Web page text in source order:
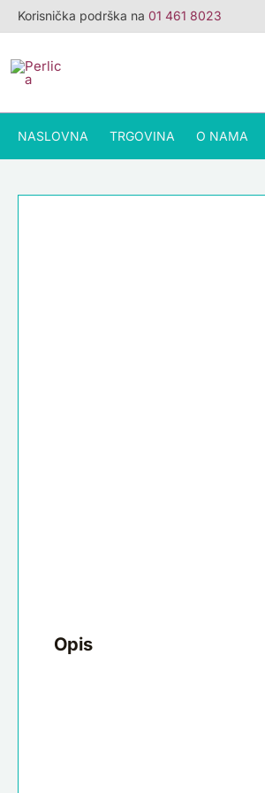
Skip
to
Korisnička podrška na 01 461 8023
NASLOVNA TRGOVINA O NAMA
Opis